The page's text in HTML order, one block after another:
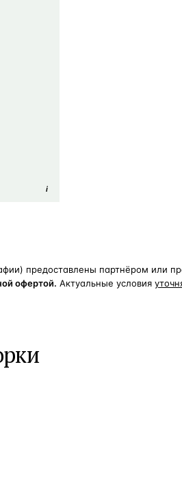
i
предоставлены партнёром или
офертой. Актуальные условия